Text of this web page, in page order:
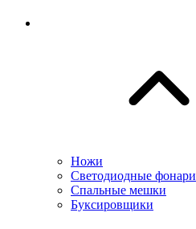
Ножи
Светодиодные фонари
Спальные мешки
Буксировщики